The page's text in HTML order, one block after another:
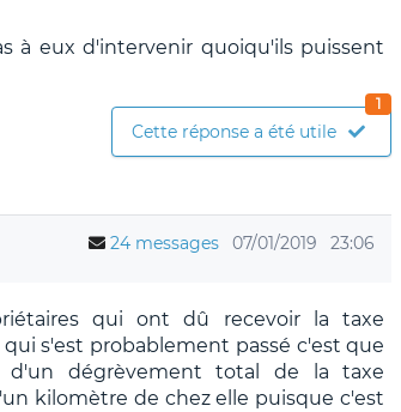
à eux d'intervenir quoiqu'ils puissent
Cette réponse a été utile
1
24 messages 07/01/2019 23:06
qui ont dû recevoir la taxe
s'est probablement passé c'est que
d'un dégrèvement total de la taxe
kilomètre de chez elle puisque c'est